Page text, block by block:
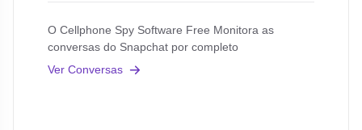
O Cellphone Spy Software Free Monitora as
conversas do Snapchat por completo
Ver Conversas